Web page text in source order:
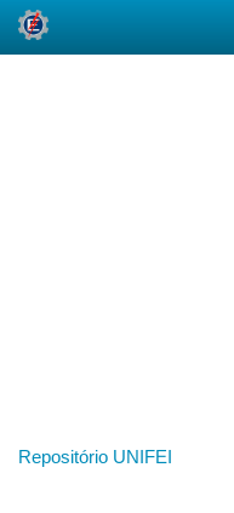
Repositório UNIFEI